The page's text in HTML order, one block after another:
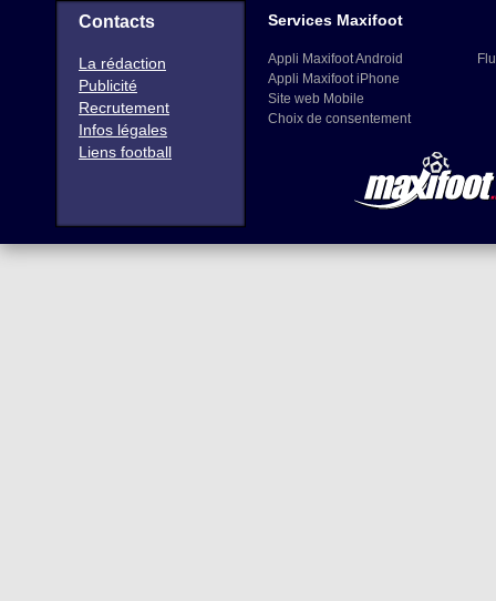
Contacts
La rédaction
Publicité
Recrutement
Infos légales
Liens football
Services Maxifoot
Appli Maxifoot Android
Appli Maxifoot iPhone
Site web Mobile
Choix de consentement